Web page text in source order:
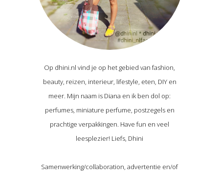
Op dhini.nl vind je op het gebied van fashion,
beauty, reizen, interieur, lifestyle, eten, DIY en
meer. Mijn naam is Diana en ik ben dol op:
perfumes, miniature perfume, postzegels en
prachtige verpakkingen. Have fun en veel
leesplezier! Liefs, Dhini
Samenwerking/collaboration, advertentie en/of